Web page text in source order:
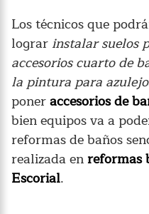
Los técnicos que
lograr instalar suelos
accesorios cuarto de
la pintura para
poneraccesorios de
bien equipos va a
reformas de baños
realizada enreformas
Escorial.